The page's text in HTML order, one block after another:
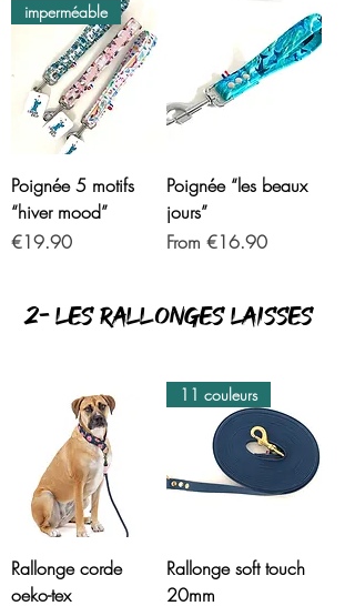
imperméable
Poignée 5 motifs
“hiver mood”
Price
€19.90
Poignée “les beaux
jours”
From €16.90
Sale Price
2- Les RALLONGES laisses
Rallonge corde
oeko-tex
11 couleurs
Rallonge soft touch
20mm